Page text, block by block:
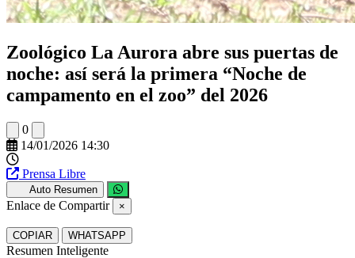
Zoológico La Aurora abre sus puertas de
noche: así será la primera “Noche de
campamento en el zoo” del 2026
0
14/01/2026 14:30
Prensa Libre
Auto Resumen
Enlace de Compartir ×
COPIAR WHATSAPP
Resumen Inteligente